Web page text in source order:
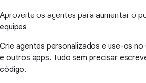
Aproveite os agentes para aumentar o
equipes
Crie agentes personalizados e use-os no
e outros apps. Tudo sem precisar
código.